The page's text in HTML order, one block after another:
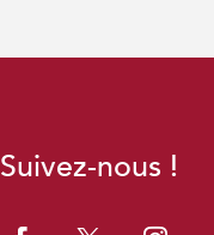
Suivez-nous !